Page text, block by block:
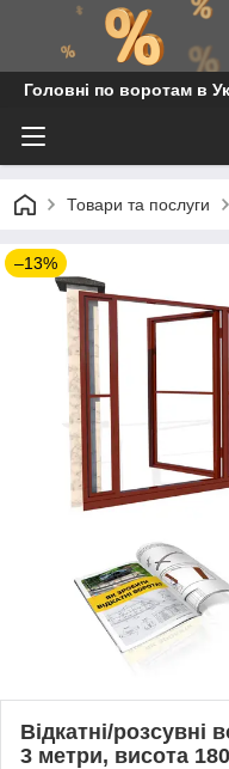
Головні по воротам в
Товари та послуги
–13%
Відкатні/розсувні
3 метри, висота